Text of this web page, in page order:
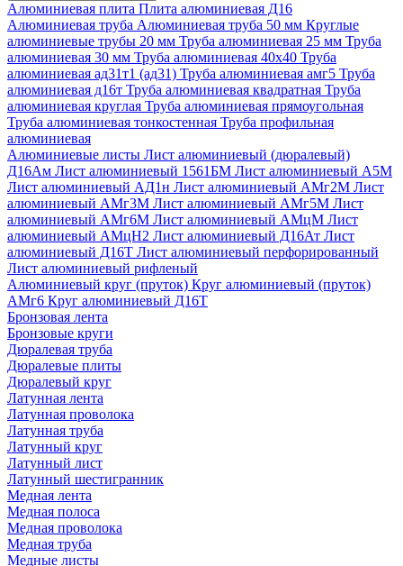
Алюминиевая плита Плита алюминиевая Д16
Алюминиевая труба Алюминиевая труба 50 мм Круглые
алюминиевые трубы 20 мм Труба алюминиевая 25 мм Труба
алюминиевая 30 мм Труба алюминиевая 40х40 Труба
алюминиевая ад31т1 (ад31) Труба алюминиевая амг5 Труба
алюминиевая д16т Труба алюминиевая квадратная Труба
алюминиевая круглая Труба алюминиевая прямоугольная
Труба алюминиевая тонкостенная Труба профильная
алюминиевая
Алюминиевые листы Лист алюминиевый (дюралевый)
Д16Ам Лист алюминиевый 1561БМ Лист алюминиевый А5М
Лист алюминиевый АД1н Лист алюминиевый АМг2М Лист
алюминиевый АМг3М Лист алюминиевый АМг5М Лист
алюминиевый АМг6М Лист алюминиевый АМцМ Лист
алюминиевый АМцН2 Лист алюминиевый Д16Ат Лист
алюминиевый Д16Т Лист алюминиевый перфорированный
Лист алюминиевый рифленый
Алюминиевый круг (пруток) Круг алюминиевый (пруток)
АМг6 Круг алюминиевый Д16Т
Бронзовая лента
Бронзовые круги
Дюралевая труба
Дюралевые плиты
Дюралевый круг
Латунная лента
Латунная проволока
Латунная труба
Латунный круг
Латунный лист
Латунный шестигранник
Медная лента
Медная полоса
Медная проволока
Медная труба
Медные листы